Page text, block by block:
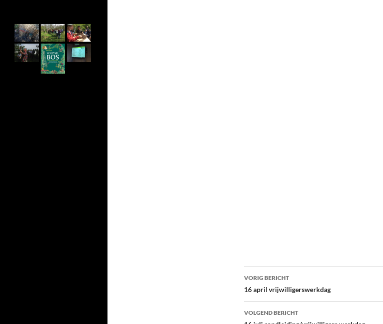
Bericht
navigatie
VORIG BERICHT
16 april vrijwilligerswerkdag
VOLGEND BERICHT